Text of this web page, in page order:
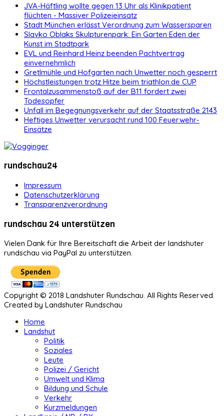
JVA-Häftling wollte gegen 13 Uhr als Klinikpatient
flüchten - Massiver Polizeieinsatz
Stadt München erlässt Verordnung zum Wassersparen
Slavko Oblaks Skulpturenpark: Ein Garten Eden der
Kunst im Stadtpark
EVL und Reinhard Heinz beenden Pachtvertrag
einvernehmlich
Gretlmühle und Hofgarten nach Unwetter noch gesperrt
Höchstleistungen trotz Hitze beim triathlon.de CUP
Frontalzusammenstoß auf der B11 fordert zwei
Todesopfer
Unfall im Begegnungsverkehr auf der Staatsstraße 2143
Heftiges Unwetter verursacht rund 100 Feuerwehr-
Einsätze
rundschau24
Impressum
Datenschutzerklärung
Transparenzverordnung
rundschau 24 unterstützen
Vielen Dank für Ihre Bereitschaft die Arbeit der landshuter
rundschau via PayPal zu unterstützen.
Copyright © 2018 Landshuter Rundschau. All Rights Reserved.
Created by Landshuter Rundschau
Home
Landshut
Politik
Soziales
Leute
Polizei / Gericht
Umwelt und Klima
Bildung und Schule
Verkehr
Kurzmeldungen